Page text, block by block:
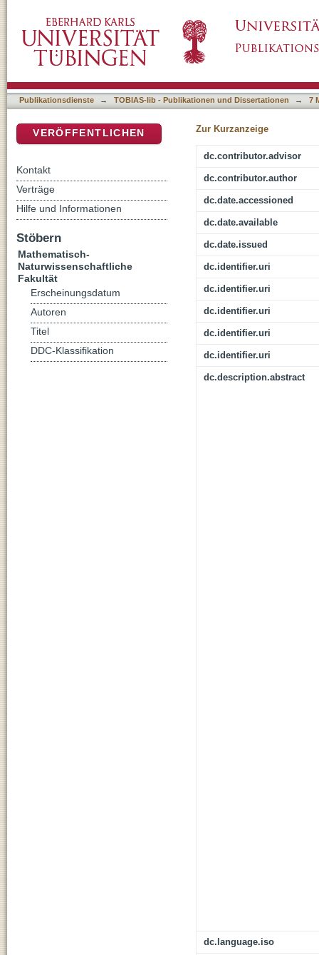
Übergangsmetallphthalocyaninen und BN-
Publikationsdienste → TOBIAS-lib - Publikationen und Dissertationen → 7
Zur Kurzanzeige
dc.contributor.advisor
dc.contributor.author
dc.date.accessioned
dc.date.available
dc.date.issued
dc.identifier.uri
dc.identifier.uri
dc.identifier.uri
dc.identifier.uri
dc.identifier.uri
dc.description.abstract
dc.language.iso
VERÖFFENTLICHEN
Kontakt
Verträge
Hilfe und Informationen
Stöbern
Mathematisch-
Naturwissenschaftliche
Fakultät
Erscheinungsdatum
Autoren
Titel
DDC-Klassifikation